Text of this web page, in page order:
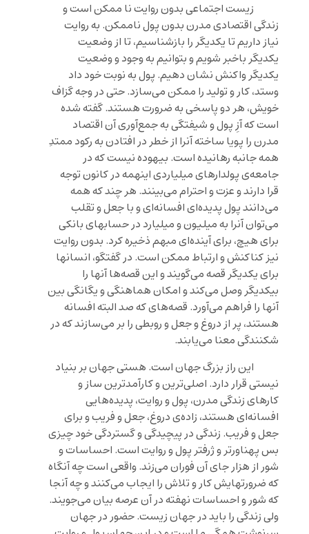
زیست اجتماعی بدون روایت نا ممکن است و
زندگی اقتصادی مدرن بدون پول ناممکن. به روایت
نیاز داریم تا یکدیگر را بازشناسیم، تا از وضعیت
یکدیگر باخبر شویم و بتوانیم به وجود و وضعیت
یکدیگر واکنش نشان دهیم. پول به نوبت خود داد
وستد، کار و تولید را ممکن می‌سازد. حتی در وجه گزاف
خویش، هر دو پاسخی به ضرورت هستند. گفته شده
است که آزِ پول و شیفتگی به جمع‌آوری آن اقتصاد
مدرن را پویا ساخته آنرا از خطر در افتادن به رکود ممتدِ
همه جانبه رهانیده است. بیهوده نیست که در
جامعه‌ی پولدارهای میلیاردی اینهمه در کانون توجه
قرا دارند و عزت و احترام می‌بینند. هر چند که همه
می‌دانند پول پدیده‌ای افسانه‌ای و با جعل و تقلب
می‌توان آنرا به میلیون و میلیارد در حسابهای بانکی
برای هیچ، برای آینده‌ای مبهم ذخیره کرد. بدون روایت
نیز کناکنش و ارتباط ممکن است. در گفتگو، انسانها
برای یکدیگر قصه می‌گویند و این قصه‌ها آنها را
بیکدیگر وصل می‌کند و امکان هماهنگی و یگانگی بین
آنها را فراهم می‌آورد. قصه‌های که صد البته افسانه
هستند، پر از دروغ و جعل و روبطی را بر می‌سازند که در
شکنندگی معنا می‌یابند.
این راز بزرگ جهان است. هستی جهان بر بنیاد
نیستی قرار دارد. اصلی‌ترین و کارآمدترین ساز و
کارهای زندگی مدرن، پول و روایت، پدیده‌هایی
افسانه‌ای هستند، زاده‌ی دروغ، جعل و فریب و برای
جعل و فریب. زندگی در پیچیدگی و گستردگی خود چیزی
بس پهناورتر و ژرفتر پول و روایت است. احساسات و
شور از هزار جای آن فوران می‌زند. واقعی است چه آنگاه
که ضرورتهایش کار و تلاش را ایجاب می‌کنند و چه آنجا
که شور و احساسات نهفته در آن عرصه بیان می‌جویند.
ولی زندگی را باید در جهان زیست. حضور در جهان